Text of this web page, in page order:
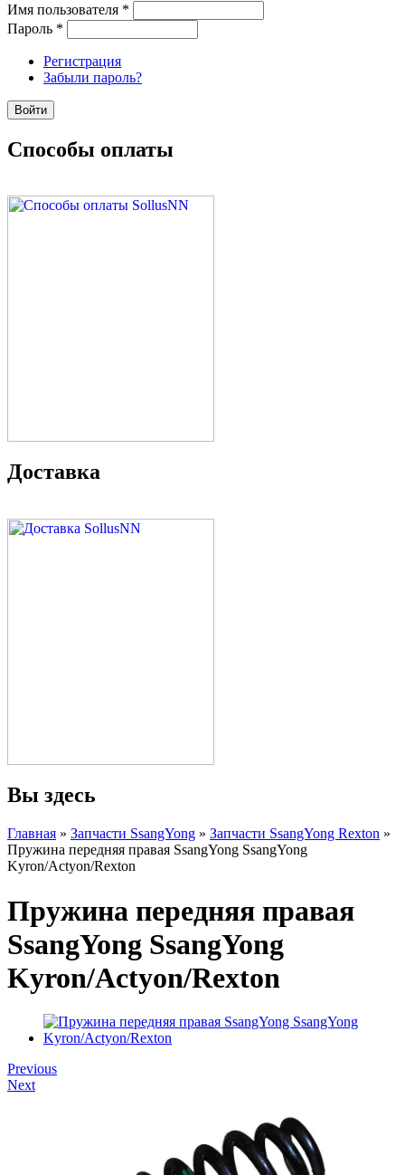
Имя пользователя *
Пароль *
Регистрация
Забыли пароль?
Способы оплаты
Доставка
Вы здесь
Главная » Запчасти SsangYong » Запчасти SsangYong Rexton »
Пружина передняя правая SsangYong SsangYong
Kyron/Actyon/Rexton
Пружина передняя правая
SsangYong SsangYong
Kyron/Actyon/Rexton
Previous
Next